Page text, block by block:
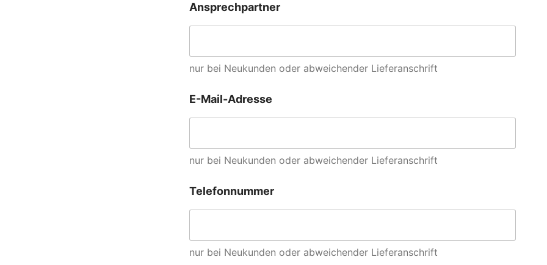
Ansprechpartner
nur bei Neukunden oder abweichender Lieferanschrift
E-Mail-Adresse
nur bei Neukunden oder abweichender Lieferanschrift
Telefonnummer
nur bei Neukunden oder abweichender Lieferanschrift